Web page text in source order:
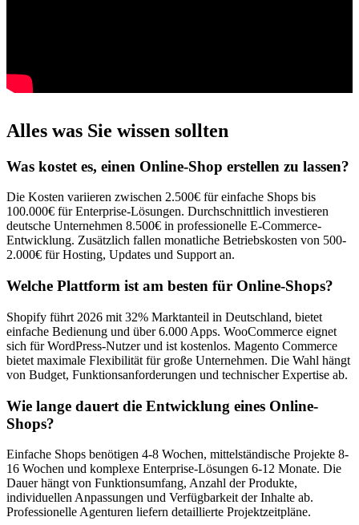
Alles was Sie wissen sollten
Was kostet es, einen Online-Shop erstellen zu lassen?
Die Kosten variieren zwischen 2.500€ für einfache Shops bis
100.000€ für Enterprise-Lösungen. Durchschnittlich investieren
deutsche Unternehmen 8.500€ in professionelle E-Commerce-
Entwicklung. Zusätzlich fallen monatliche Betriebskosten von 500-
2.000€ für Hosting, Updates und Support an.
Welche Plattform ist am besten für Online-Shops?
Shopify führt 2026 mit 32% Marktanteil in Deutschland, bietet
einfache Bedienung und über 6.000 Apps. WooCommerce eignet
sich für WordPress-Nutzer und ist kostenlos. Magento Commerce
bietet maximale Flexibilität für große Unternehmen. Die Wahl hängt
von Budget, Funktionsanforderungen und technischer Expertise ab.
Wie lange dauert die Entwicklung eines Online-
Shops?
Einfache Shops benötigen 4-8 Wochen, mittelständische Projekte 8-
16 Wochen und komplexe Enterprise-Lösungen 6-12 Monate. Die
Dauer hängt von Funktionsumfang, Anzahl der Produkte,
individuellen Anpassungen und Verfügbarkeit der Inhalte ab.
Professionelle Agenturen liefern detaillierte Projektzeitpläne.